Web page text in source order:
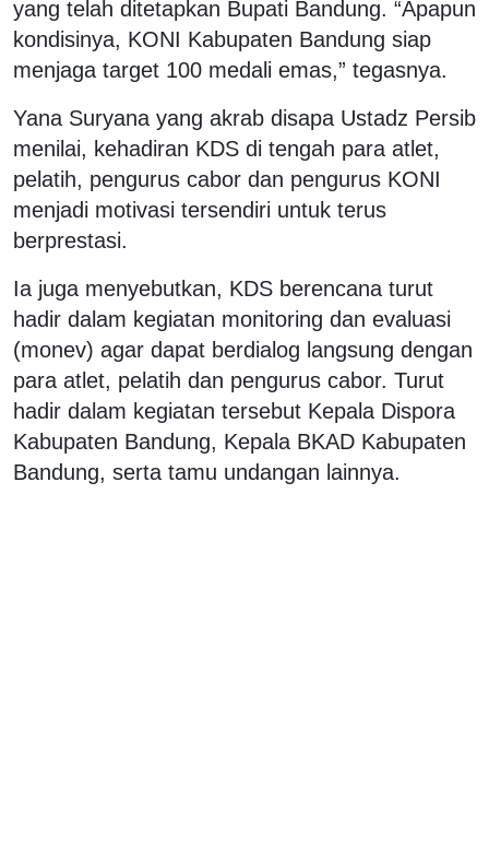
yang telah ditetapkan Bupati Bandung. “Apapun
kondisinya, KONI Kabupaten Bandung siap
menjaga target 100 medali emas,” tegasnya.
Yana Suryana yang akrab disapa Ustadz Persib
menilai, kehadiran KDS di tengah para atlet,
pelatih, pengurus cabor dan pengurus KONI
menjadi motivasi tersendiri untuk terus
berprestasi.
Ia juga menyebutkan, KDS berencana turut
hadir dalam kegiatan monitoring dan evaluasi
(monev) agar dapat berdialog langsung dengan
para atlet, pelatih dan pengurus cabor. Turut
hadir dalam kegiatan tersebut Kepala Dispora
Kabupaten Bandung, Kepala BKAD Kabupaten
Bandung, serta tamu undangan lainnya.